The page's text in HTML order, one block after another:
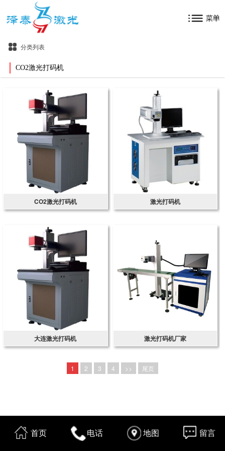
分类列表
CO2激光打码机
CO2激光打码机 激光打码机
大连激光打码机 激光打码机厂家
1 2 3 4 >> 尾页
首页 电话 地图 留言